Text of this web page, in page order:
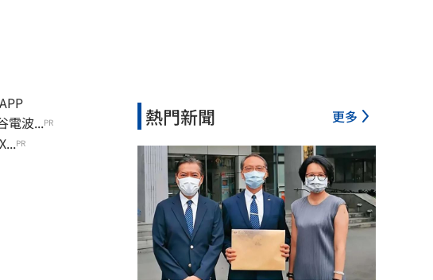
APP
電波...PR
PR
熱門新聞 更多